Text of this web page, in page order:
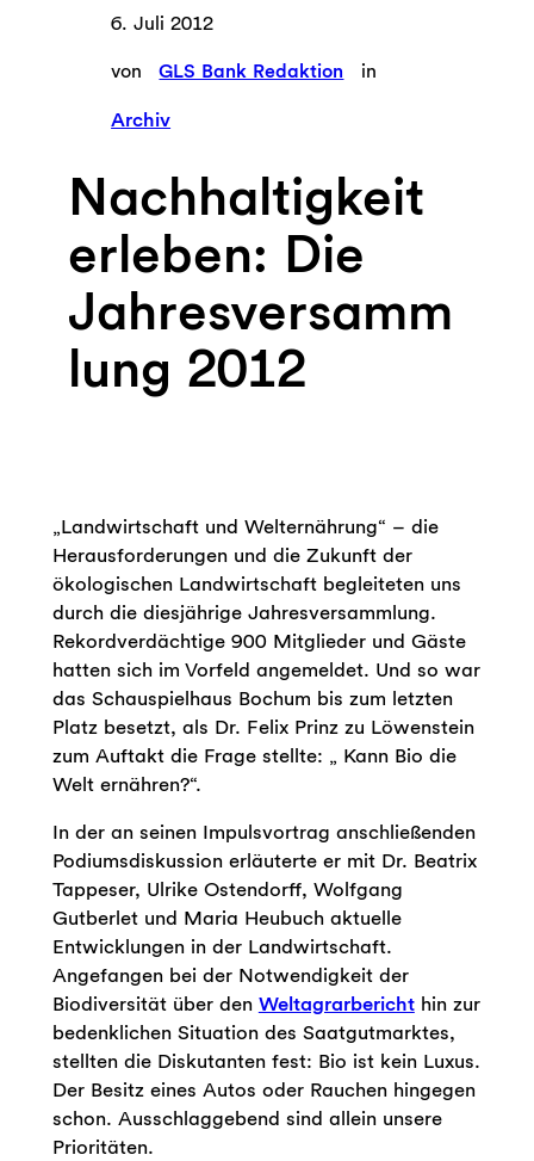
6. Juli 2012
von GLS Bank Redaktion in
Archiv
Nachhaltigkeit
erleben: Die
Jahresversamm
lung 2012
„Landwirtschaft und Welternährung“ – die
Herausforderungen und die Zukunft der
ökologischen Landwirtschaft begleiteten uns
durch die diesjährige Jahresversammlung.
Rekordverdächtige 900 Mitglieder und Gäste
hatten sich im Vorfeld angemeldet. Und so war
das Schauspielhaus Bochum bis zum letzten
Platz besetzt, als Dr. Felix Prinz zu Löwenstein
zum Auftakt die Frage stellte: „ Kann Bio die
Welt ernähren?“.
In der an seinen Impulsvortrag anschließenden
Podiumsdiskussion erläuterte er mit Dr. Beatrix
Tappeser, Ulrike Ostendorff, Wolfgang
Gutberlet und Maria Heubuch aktuelle
Entwicklungen in der Landwirtschaft.
Angefangen bei der Notwendigkeit der
Biodiversität über den Weltagrarberichthin zur
bedenklichen Situation des Saatgutmarktes,
stellten die Diskutanten fest: Bio ist kein Luxus.
Der Besitz eines Autos oder Rauchen hingegen
schon. Ausschlaggebend sind allein unsere
Prioritäten.